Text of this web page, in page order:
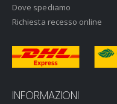
Dove spediamo
Richiesta recesso online
INFORMAZIONI